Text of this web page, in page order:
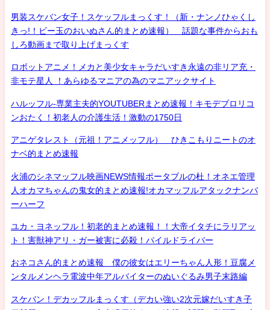
男装スケバン女子！スケッフルまっくす！（新・ナンノひゃくし
きっ!！ビー玉のおいぬさん的まとめ速報） 話題な事件からおも
しろ動画まで取り上げまっくす
ロボットアニメ！メカと美少女キャラだいすき永遠の非リア充・
非モテ星人 ！あらゆるマニアの為のマニアックサイト
ハルッフル-専業主夫的YOUTUBERまとめ速報！キモデブロリコ
ンおたく！初老人の介護生活！激動の1750日
アニゲタレスト（元祖！アニメッフル） ひきこもりニートのオ
ナベ的まとめ速報
火浦のシネマッフル映画NEWS情報ポータブルの杜！オネエ管理
人オカマちゃんの鬼女的まとめ速報!オカマッフルアタックナンバ
ーハーフ
ユカ・ヨネッフル！初老的まとめ速報！！大帝イタチにラリアッ
ト！害獣神アリ・ガー被害に必殺！パイルドライバー
おネコさん的まとめ速報 僕の彼女はエリーちゃん人形！豆腐メ
ンタルメンヘラ電波中年アルバイターのぬいぐるみ男子末路編
スケバン！デカッフルまっくす（デカい強い2次元嫁だいすき子